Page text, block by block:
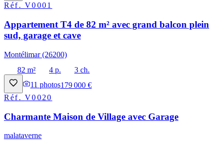
Réf.V0001
Appartement T4 de 82 m² avec grand balcon plein
sud, garage et cave
Montélimar (26200)
82 m²
4 p.
3 ch.
11 photos179 000 €
Réf.V0020
Charmante Maison de Village avec Garage
malataverne